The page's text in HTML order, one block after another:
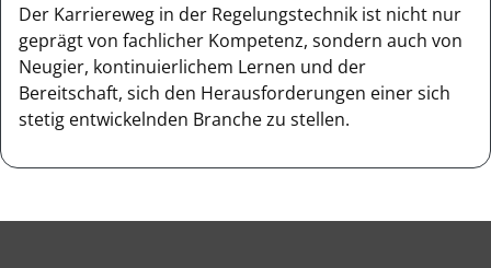
Der Karriereweg in der Regelungstechnik ist nicht nur
geprägt von fachlicher Kompetenz, sondern auch von
Neugier, kontinuierlichem Lernen und der
Bereitschaft, sich den Herausforderungen einer sich
stetig entwickelnden Branche zu stellen.